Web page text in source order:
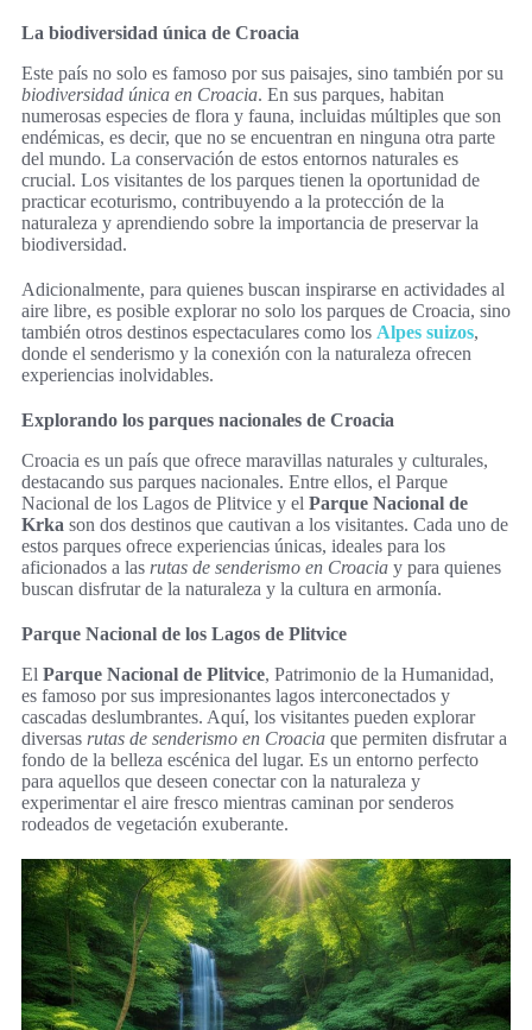
La biodiversidad única de Croacia
Este país no solo es famoso por sus paisajes, sino también por su
biodiversidad única en Croacia. En sus parques, habitan
numerosas especies de flora y fauna, incluidas múltiples que son
endémicas, es decir, que no se encuentran en ninguna otra parte
del mundo. La conservación de estos entornos naturales es
crucial. Los visitantes de los parques tienen la oportunidad de
practicar ecoturismo, contribuyendo a la protección de la
naturaleza y aprendiendo sobre la importancia de preservar la
biodiversidad.
Adicionalmente, para quienes buscan inspirarse en actividades al
aire libre, es posible explorar no solo los parques de Croacia, sino
también otros destinos espectaculares como los Alpes suizos,
donde el senderismo y la conexión con la naturaleza ofrecen
experiencias inolvidables.
Explorando los parques nacionales de Croacia
Croacia es un país que ofrece maravillas naturales y culturales,
destacando sus parques nacionales. Entre ellos, el Parque
Nacional de los Lagos de Plitvice y el Parque Nacional de
Krka son dos destinos que cautivan a los visitantes. Cada uno de
estos parques ofrece experiencias únicas, ideales para los
aficionados a las rutas de senderismo en Croacia y para quienes
buscan disfrutar de la naturaleza y la cultura en armonía.
Parque Nacional de los Lagos de Plitvice
El Parque Nacional de Plitvice, Patrimonio de la Humanidad,
es famoso por sus impresionantes lagos interconectados y
cascadas deslumbrantes. Aquí, los visitantes pueden explorar
diversas rutas de senderismo en Croacia que permiten disfrutar a
fondo de la belleza escénica del lugar. Es un entorno perfecto
para aquellos que deseen conectar con la naturaleza y
experimentar el aire fresco mientras caminan por senderos
rodeados de vegetación exuberante.